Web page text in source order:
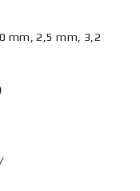
mm, 2,5 mm, 3,2